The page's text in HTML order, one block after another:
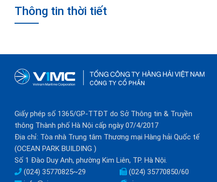
Thông tin thời tiết
Giấy phép số 1365/GP-TTĐT do Sở Thông tin & Truyền
thông Thành phố Hà Nội cấp ngày 07/4/2017
Địa chỉ: Tòa nhà Trung tâm Thương mại Hàng hải Quốc tế
(OCEAN PARK BUILDING )
Số 1 Đào Duy Anh, phường Kim Liên, TP. Hà Nội.
(024) 35770825~29
(024) 35770850/60